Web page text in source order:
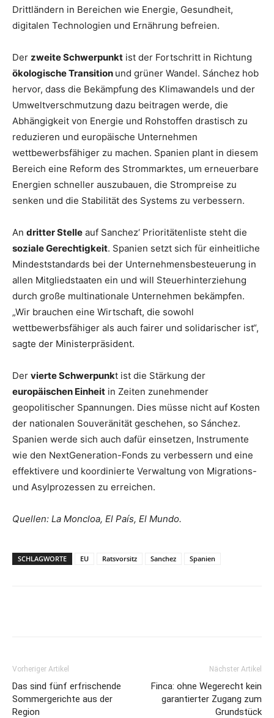
Drittländern in Bereichen wie Energie, Gesundheit,
digitalen Technologien und Ernährung befreien.
Der zweite Schwerpunkt ist der Fortschritt in Richtung
ökologische Transition und grüner Wandel. Sánchez hob
hervor, dass die Bekämpfung des Klimawandels und der
Umweltverschmutzung dazu beitragen werde, die
Abhängigkeit von Energie und Rohstoffen drastisch zu
reduzieren und europäische Unternehmen
wettbewerbsfähiger zu machen. Spanien plant in diesem
Bereich eine Reform des Strommarktes, um erneuerbare
Energien schneller auszubauen, die Strompreise zu
senken und die Stabilität des Systems zu verbessern.
An dritter Stelle auf Sanchez‘ Prioritätenliste steht die
soziale Gerechtigkeit. Spanien setzt sich für einheitliche
Mindeststandards bei der Unternehmensbesteuerung in
allen Mitgliedstaaten ein und will Steuerhinterziehung
durch große multinationale Unternehmen bekämpfen.
„Wir brauchen eine Wirtschaft, die sowohl
wettbewerbsfähiger als auch fairer und solidarischer ist“,
sagte der Ministerpräsident.
Der vierte Schwerpunkt ist die Stärkung der
europäischen Einheit in Zeiten zunehmender
geopolitischer Spannungen. Dies müsse nicht auf Kosten
der nationalen Souveränität geschehen, so Sánchez.
Spanien werde sich auch dafür einsetzen, Instrumente
wie den NextGeneration-Fonds zu verbessern und eine
effektivere und koordinierte Verwaltung von Migrations-
und Asylprozessen zu erreichen.
Quellen: La Moncloa, El País, El Mundo.
SCHLAGWORTE EU Ratsvorsitz Sanchez Spanien
Vorheriger Artikel
Das sind fünf erfrischende
Sommergerichte aus der
Region
Nächster Artikel
Finca: ohne Wegerecht kein
garantierter Zugang zum
Grundstück